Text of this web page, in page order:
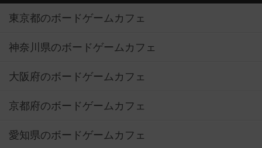
東京都のボードゲームカフェ
神奈川県のボードゲームカフェ
大阪府のボードゲームカフェ
京都府のボードゲームカフェ
愛知県のボードゲームカフェ